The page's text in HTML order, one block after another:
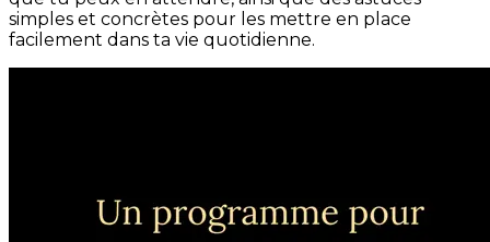
simples et concrètes pour les mettre en place
facilement dans ta vie quotidienne.